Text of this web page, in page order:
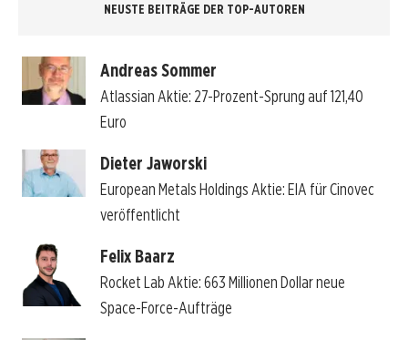
NEUSTE BEITRÄGE DER TOP-AUTOREN
Andreas Sommer
Atlassian Aktie: 27-Prozent-Sprung auf 121,40
Euro
Dieter Jaworski
European Metals Holdings Aktie: EIA für Cinovec
veröffentlicht
Felix Baarz
Rocket Lab Aktie: 663 Millionen Dollar neue
Space-Force-Aufträge